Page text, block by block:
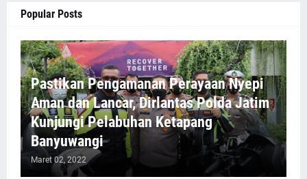
Popular Posts
Pastikan Pengamanan Perayaan Nyepi
Aman dan Lancar, Dirlantas Polda Jatim
Kunjungi Pelabuhan Ketapang
Banyuwangi
Maret 02, 2022